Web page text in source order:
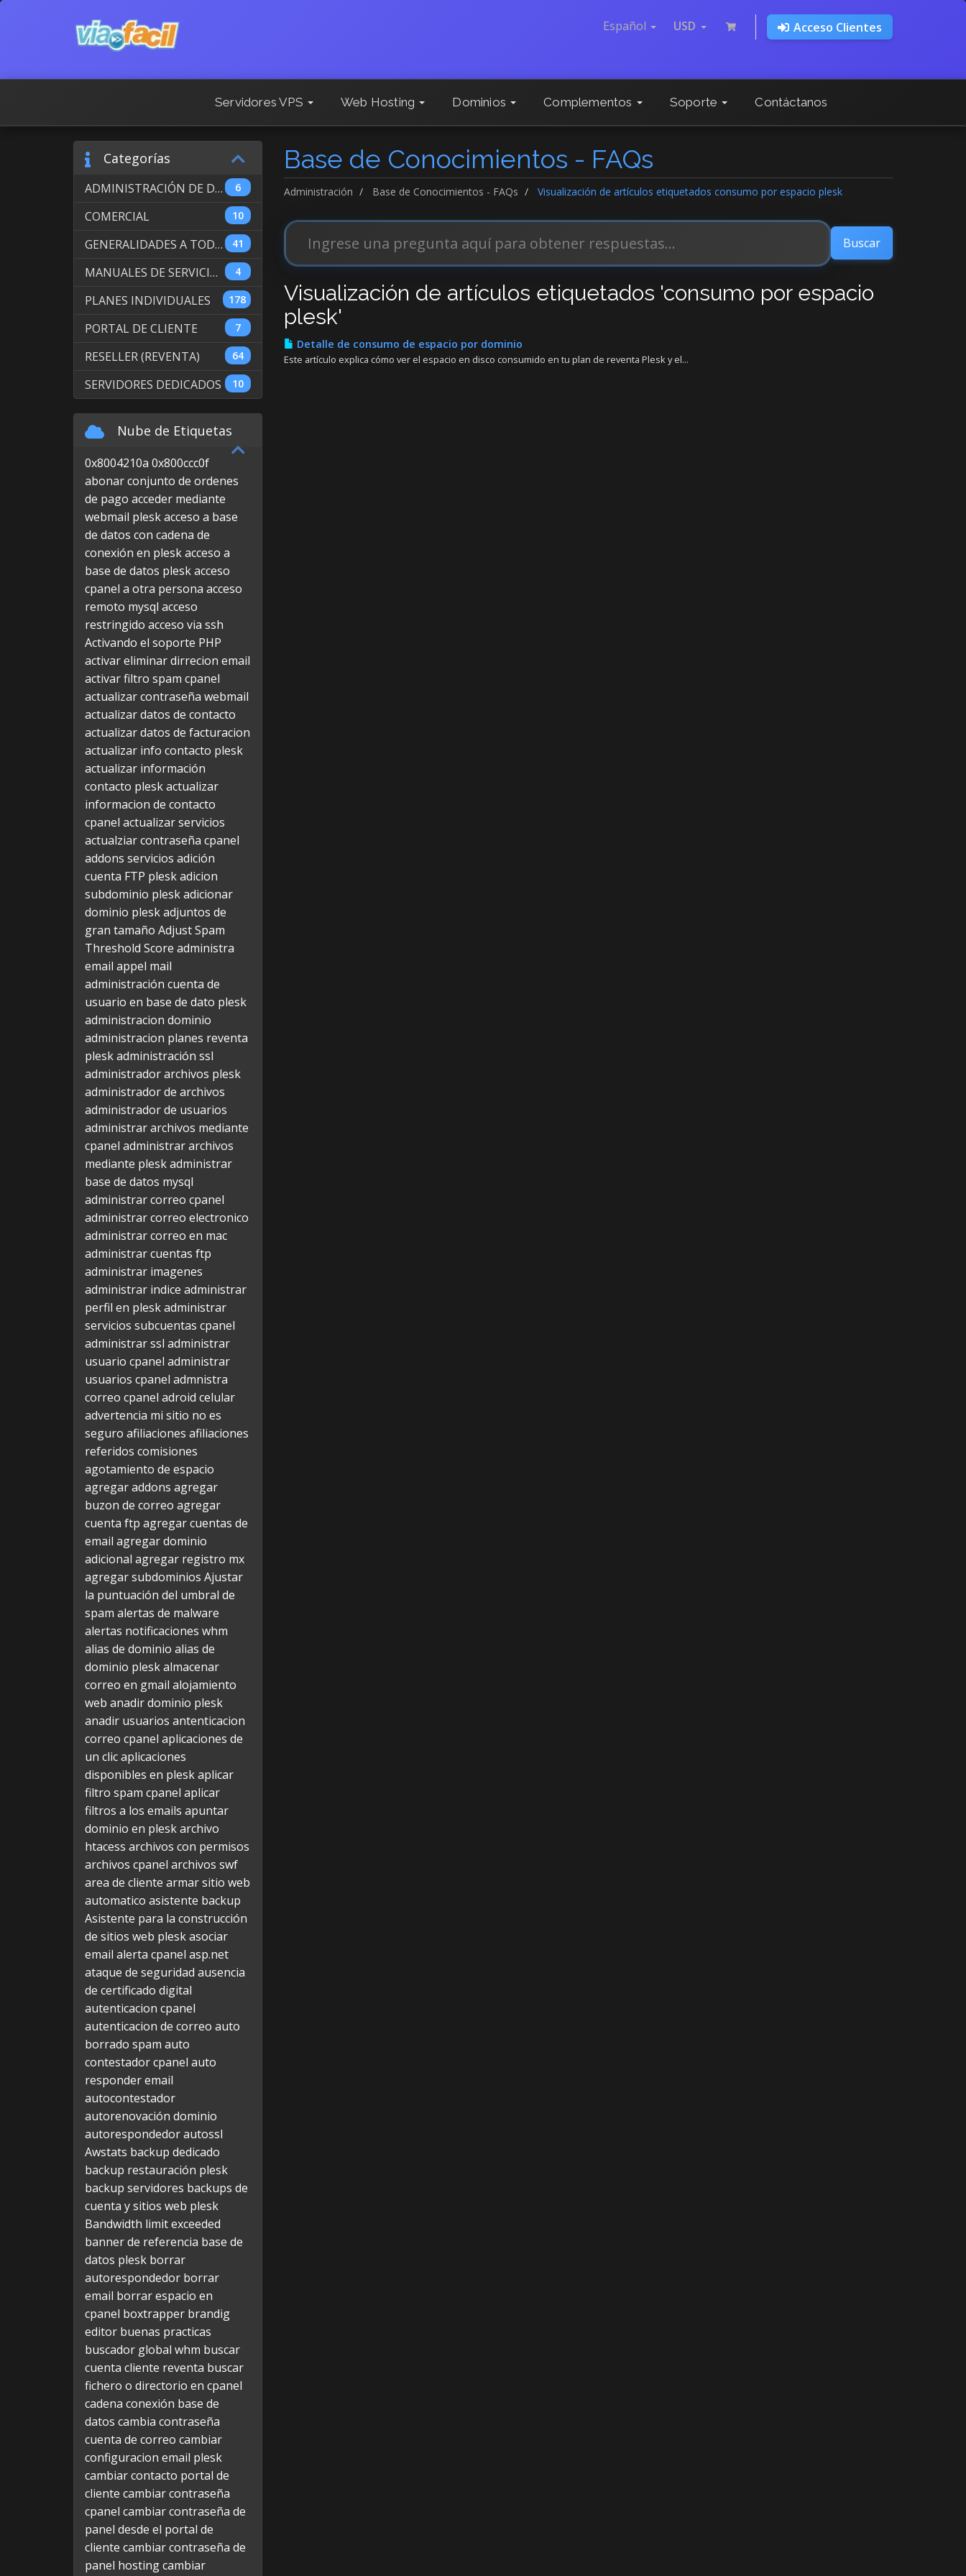
Español USD Acceso Clientes
Servidores VPS Web Hosting Dominios Complementos Soporte Contáctanos
Base de Conocimientos - FAQs
Administración Base de Conocimientos - FAQs Visualización de artículos etiquetados consumo por espacio plesk
Categorías
6
ADMINISTRACIÓN DE DOMINIOS INTERNACIONALES
10
COMERCIAL
41
GENERALIDADES A TODOS LOS SERVICIOS
4
MANUALES DE SERVICIO DE WEB HOSTING
178
PLANES INDIVIDUALES
7
PORTAL DE CLIENTE
64
RESELLER (REVENTA)
10
SERVIDORES DEDICADOS
Visualización de artículos etiquetados 'consumo por espacio
plesk'
Detalle de consumo de espacio por dominio
Este artículo explica cómo ver el espacio en disco consumido en tu plan de reventa Plesk y el...
Nube de Etiquetas
0x8004210a 0x800ccc0f
abonar conjunto de ordenes
de pago acceder mediante
webmail pleskacceso a base
de datos con cadena de
conexión en pleskacceso a
base de datos pleskacceso
cpanel a otra persona acceso
remoto mysql acceso
restringido acceso via ssh
Activando el soporte PHP
activar eliminar dirrecion email
activar filtro spam cpanel
actualizar contraseña webmail
actualizar datos de contacto
actualizar datos de facturacion
actualizar info contacto plesk
actualizar información
contacto pleskactualizar
informacion de contacto
cpanel actualizar servicios
actualziar contraseña cpanel
addons servicios adición
cuenta FTP pleskadicion
subdominio pleskadicionar
dominio pleskadjuntos de
gran tamaño Adjust Spam
Threshold Score administra
email appel mail
administración cuenta de
usuario en base de dato plesk
administracion dominio
administracion planes reventa
pleskadministración ssl
administrador archivos plesk
administrador de archivos
administrador de usuarios
administrar archivos mediante
cpanel administrar archivos
mediante pleskadministrar
base de datos mysql
administrar correo cpanel
administrar correo electronico
administrar correo en mac
administrar cuentas ftp
administrar imagenes
administrar indice administrar
perfil en pleskadministrar
servicios subcuentas cpanel
administrar ssl administrar
usuario cpanel administrar
usuarios cpanel admnistra
correo cpanel adroid celular
advertencia mi sitio no es
seguro afiliaciones afiliaciones
referidos comisiones
agotamiento de espacio
agregar addons agregar
buzon de correo agregar
cuenta ftp agregar cuentas de
email agregar dominio
adicional agregar registro mx
agregar subdominios Ajustar
la puntuación del umbral de
spam alertas de malware
alertas notificaciones whm
alias de dominio alias de
dominio pleskalmacenar
correo en gmail alojamiento
web anadir dominio plesk
anadir usuarios antenticacion
correo cpanel aplicaciones de
un clicaplicaciones
disponibles en pleskaplicar
filtro spam cpanel aplicar
filtros a los emails apuntar
dominio en pleskarchivo
htacess archivos con permisos
archivos cpanel archivos swf
area de cliente armar sitio web
automatico asistente backup
Asistente para la construcción
de sitios web pleskasociar
email alerta cpanel asp.net
ataque de seguridad ausencia
de certificado digital
autenticacion cpanel
autenticacion de correo auto
borrado spam auto
contestador cpanel auto
responder email
autocontestador
autorenovación dominio
autorespondedorautossl
Awstats backup dedicado
backup restauración plesk
backup servidores backups de
cuenta y sitios web plesk
Bandwidth limit exceeded
banner de referencia base de
datos plesk borrar
autorespondedor borrar
email borrar espacio en
cpanel boxtrapper brandig
editor buenas practicas
buscador global whm buscar
cuenta cliente reventa buscar
fichero o directorio en cpanel
cadena conexión base de
datos cambia contraseña
cuenta de correo cambiar
configuracion email plesk
cambiar contacto portal de
cliente cambiar contraseña
cpanel cambiar contraseña de
panel desde el portal de
cliente cambiar contraseña de
panel hostingcambiar